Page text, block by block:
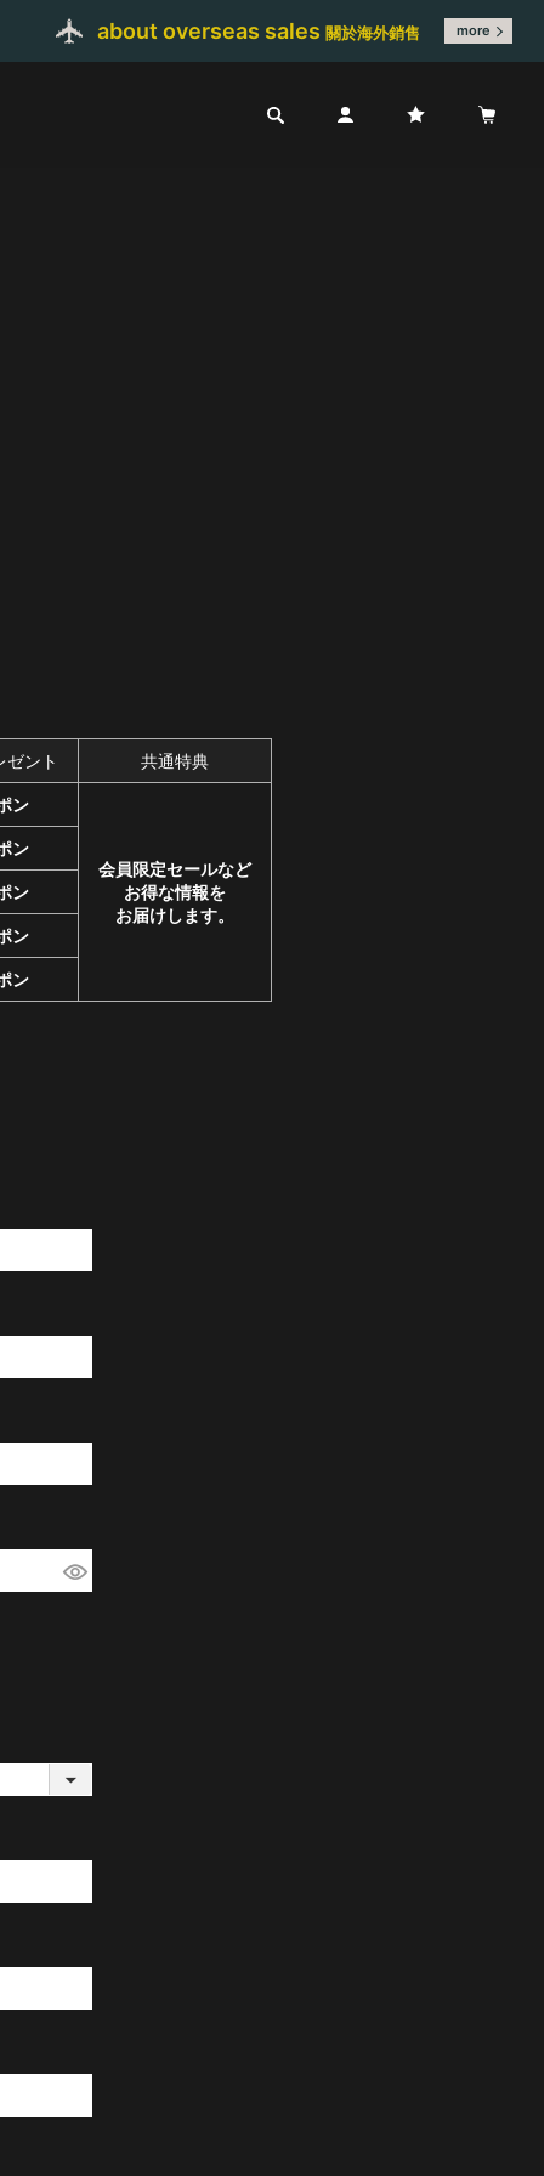
about overseas sales 關於海外銷售 more
ゼント 共通特典
ン
会員限定セールなど
お得な情報を
お届けします。
ン
ン
ン
ン